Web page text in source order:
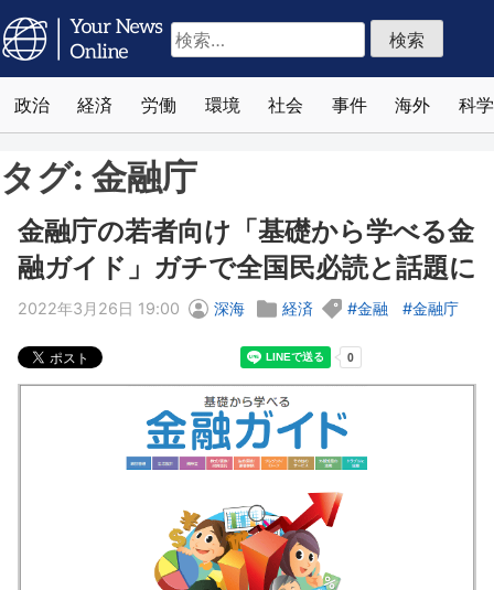
検
索:
政治 経済 労働 環境 社会 事件 海外 科学
タグ: 金融庁
金融庁の若者向け「基礎から学べる金
融ガイド」ガチで全国民必読と話題に
2022年3月26日 19:00 深海 経済 金融 金融庁